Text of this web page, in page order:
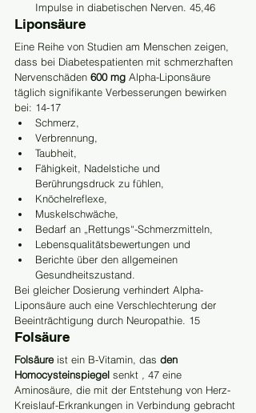
Impulse in diabetischen Nerven. 45,46
Liponsäure
Eine Reihe von Studien am Menschen zeigen,
dass bei Diabetespatienten mit schmerzhaften
Nervenschäden 600 mg Alpha-Liponsäure
täglich signifikante Verbesserungen bewirken
bei: 14-17
Schmerz,
Verbrennung,
Taubheit,
Fähigkeit, Nadelstiche und
Berührungsdruck zu fühlen,
Knöchelreflexe,
Muskelschwäche,
Bedarf an „Rettungs“-Schmerzmitteln,
Lebensqualitätsbewertungen und
Berichte über den allgemeinen
Gesundheitszustand.
Bei gleicher Dosierung verhindert Alpha-
Liponsäure auch eine Verschlechterung der
Beeinträchtigung durch Neuropathie. 15
Folsäure
Folsäure ist ein B-Vitamin, das den
Homocysteinspiegel senkt , 47 eine
Aminosäure, die mit der Entstehung von Herz-
Kreislauf-Erkrankungen in Verbindung gebracht